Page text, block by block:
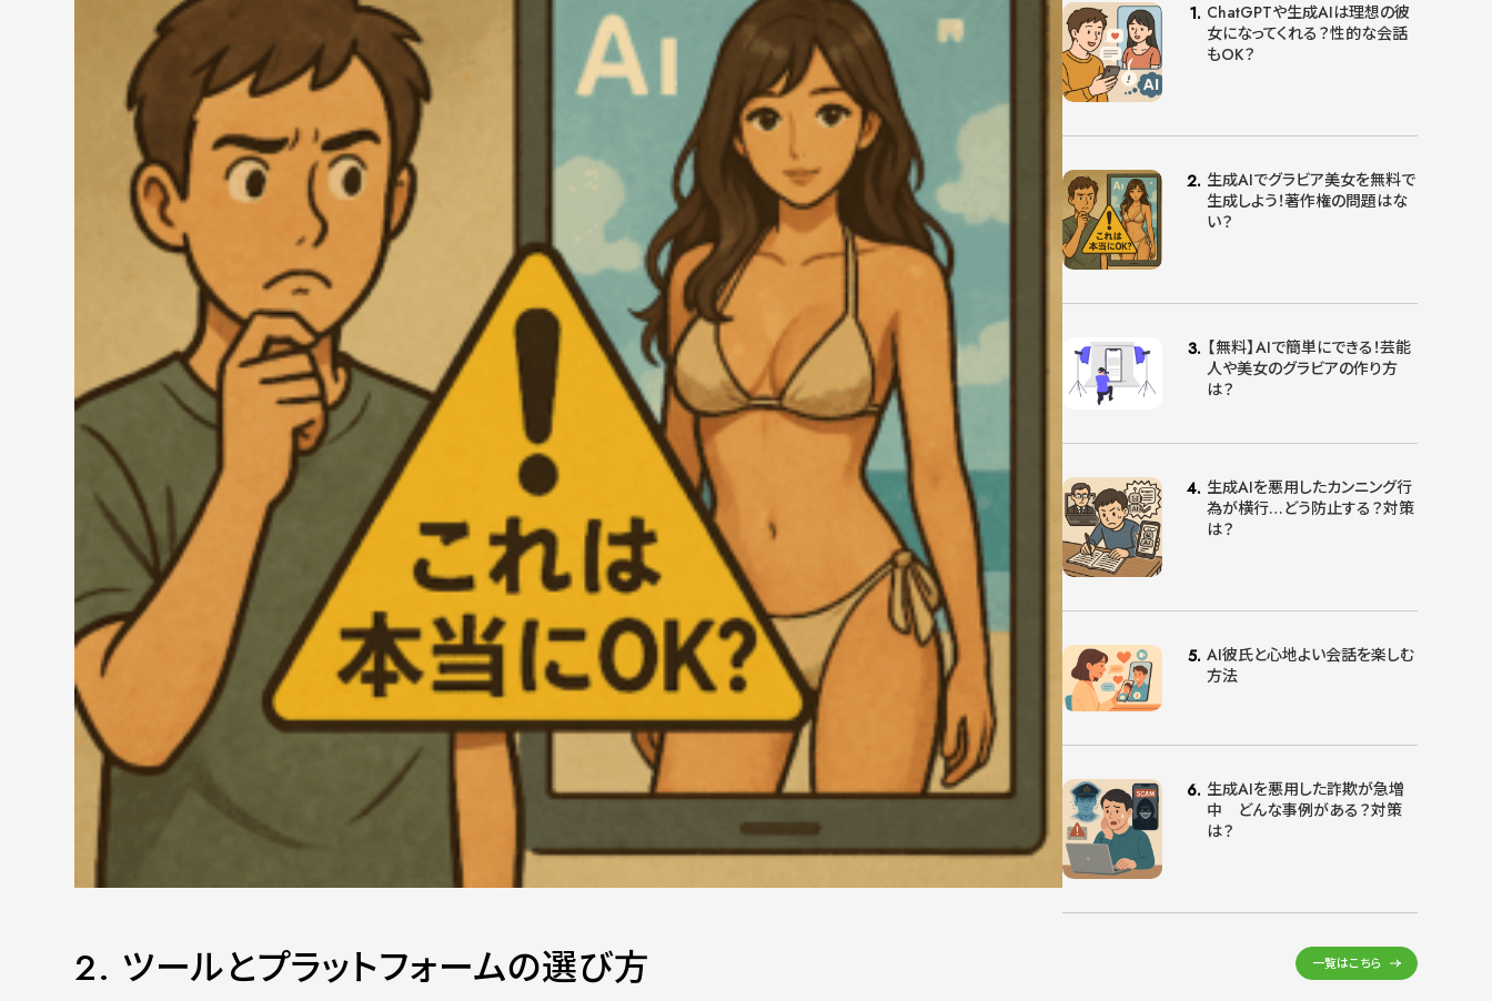
2. ツールとプラットフォームの選び方
ChatGPTや生成AIは理想の彼
女になってくれる？性的な会話
もOK？
生成AIでグラビア美女を無料で
生成しよう！著作権の問題はな
い？
【無料】AIで簡単にできる！芸能
人や美女のグラビアの作り方
は？
生成AIを悪用したカンニング行
為が横行…どう防止する？対策
は？
AI彼氏と心地よい会話を楽しむ
方法
生成AIを悪用した詐欺が急増
中 どんな事例がある？対策
は？
一覧はこちら